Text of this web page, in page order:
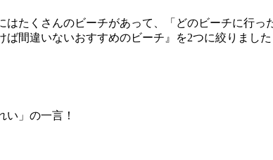
たくさんのビーチがあって、「どのビーチに行っ
間違いないおすすめのビーチ』を2つに絞りました
」の一言！